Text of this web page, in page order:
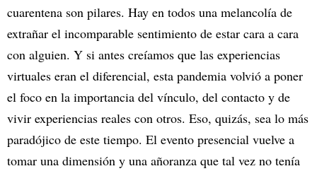
cuarentena son pilares. Hay en todos una melancolía de
extrañar el incomparable sentimiento de estar cara a cara
con alguien. Y si antes creíamos que las experiencias
virtuales eran el diferencial, esta pandemia volvió a poner
el foco en la importancia del vínculo, del contacto y de
vivir experiencias reales con otros. Eso, quizás, sea lo más
paradójico de este tiempo. El evento presencial vuelve a
tomar una dimensión y una añoranza que tal vez no tenía